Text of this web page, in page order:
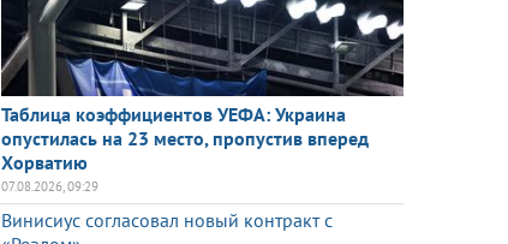
Таблица коэффициентов УЕФА: Украина
опустилась на 23 место, пропустив вперед
Хорватию
07.08.2026, 09:29
Винисиус согласовал новый контракт с